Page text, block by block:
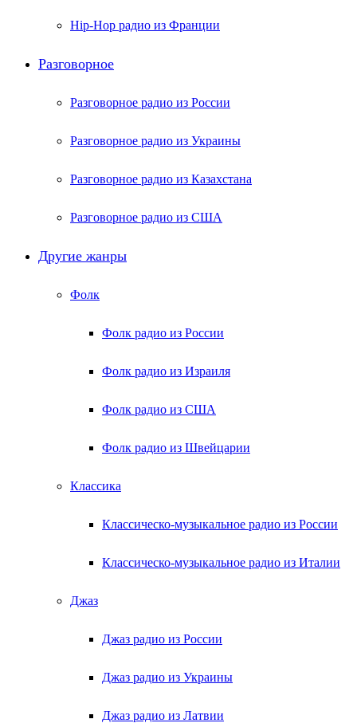
Hip-Hop радио из Франции
Разговорное
Разговорное радио из России
Разговорное радио из Украины
Разговорное радио из Казахстана
Разговорное радио из США
Другие жанры
Фолк
Фолк радио из России
Фолк радио из Израиля
Фолк радио из США
Фолк радио из Швейцарии
Классика
Классическо-музыкальное радио из России
Классическо-музыкальное радио из Италии
Джаз
Джаз радио из России
Джаз радио из Украины
Джаз радио из Латвии